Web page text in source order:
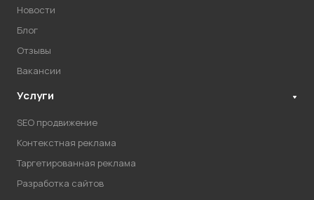
Новости
Блог
Отзывы
Вакансии
Услуги
SEO продвижение
Контекстная реклама
Таргетированная реклама
Разработка сайтов